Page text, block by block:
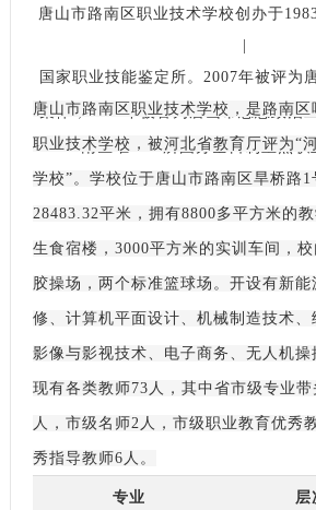
唐山市路南区职业技术学校创办于
|
国家职业技能鉴定所。2007年被评为
集体，2008年被誉为唐山市思想政治
南区唯一一所国办全日制重点职
唐山市路南区职业技术学校，是路南
职业技术学校，被河北省教育厅评为“
学校”。学校位于唐山市路南区旱桥路
28483.32平米，拥有8800多平方米的
生食宿楼，3000平方米的实训车间，
胶操场，两个标准篮球场。开设有新
修、计算机平面设计、机械制造技术、
影像与影视技术、电子商务、无人机操
现有各类教师73人，其中省市级专业
人，市级名师2人，市级职业教育优秀
秀指导教师6人。
专业 层